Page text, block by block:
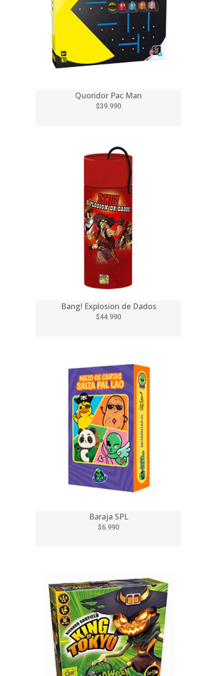
Quoridor Pac Man
$39.990
Bang! Explosion de Dados
$44.990
Baraja SPL
$6.990